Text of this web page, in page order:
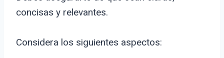
concisas y relevantes.
Considera los siguientes aspectos: